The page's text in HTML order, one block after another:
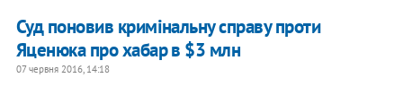
Суд поновив кримінальну справу проти
Яценюка про хабар в $3 млн
07 червня 2016, 14:18